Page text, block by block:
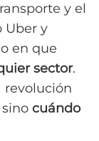
y el
Uber y
en que
sector.
revolución
cuándo